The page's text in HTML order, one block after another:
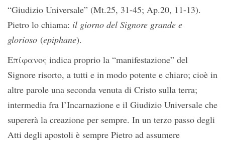
“Giudizio Universale” (Mt.25, 31-45; Ap.20, 11-13).
Pietro lo chiama: il giorno del Signore grande e
glorioso (epiphane).
Επίφανος indica proprio la “manifestazione” del
Signore risorto, a tutti e in modo potente e chiaro; cioè in
altre parole una seconda venuta di Cristo sulla terra;
intermedia fra l’Incarnazione e il Giudizio Universale che
supererà la creazione per sempre. In un terzo passo degli
Atti degli apostoli è sempre Pietro ad assumere